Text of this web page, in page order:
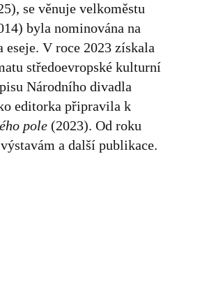
se věnuje velkoměstu
byla nominována na
V roce 2023 získala
středoevropské kulturní
Národního divadla
editorka připravila k
pole (2023). Od roku
a další publikace.